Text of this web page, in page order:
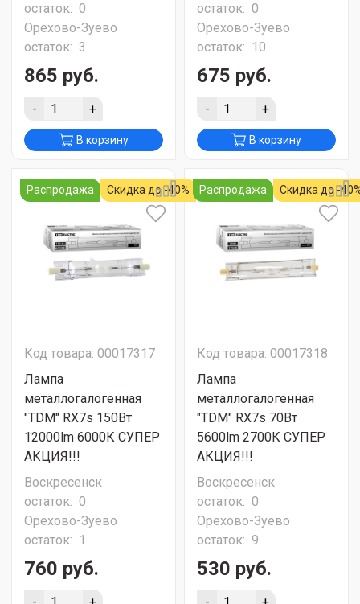
остаток: 0
Орехово-Зуево
остаток: 3
865 руб.
- +
В корзину
остаток: 0
Орехово-Зуево
остаток: 10
675 руб.
- +
В корзину
Распродажа Скидка до -40%
Код товара: 00017317
Лампа
металлогалогенная
"TDM" RX7s 150Вт
12000lm 6000К СУПЕР
АКЦИЯ!!!
Воскресенск
остаток: 0
Орехово-Зуево
остаток: 1
760 руб.
Распродажа Скидка до -
Код товара: 00017318
Лампа
металлогалогенная
"TDM" RX7s 70Вт
5600lm 2700К СУПЕР
АКЦИЯ!!!
Воскресенск
остаток: 0
Орехово-Зуево
остаток: 9
530 руб.